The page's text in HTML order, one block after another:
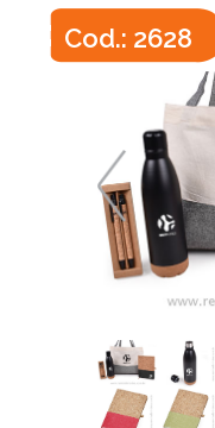
Cod.: 2628